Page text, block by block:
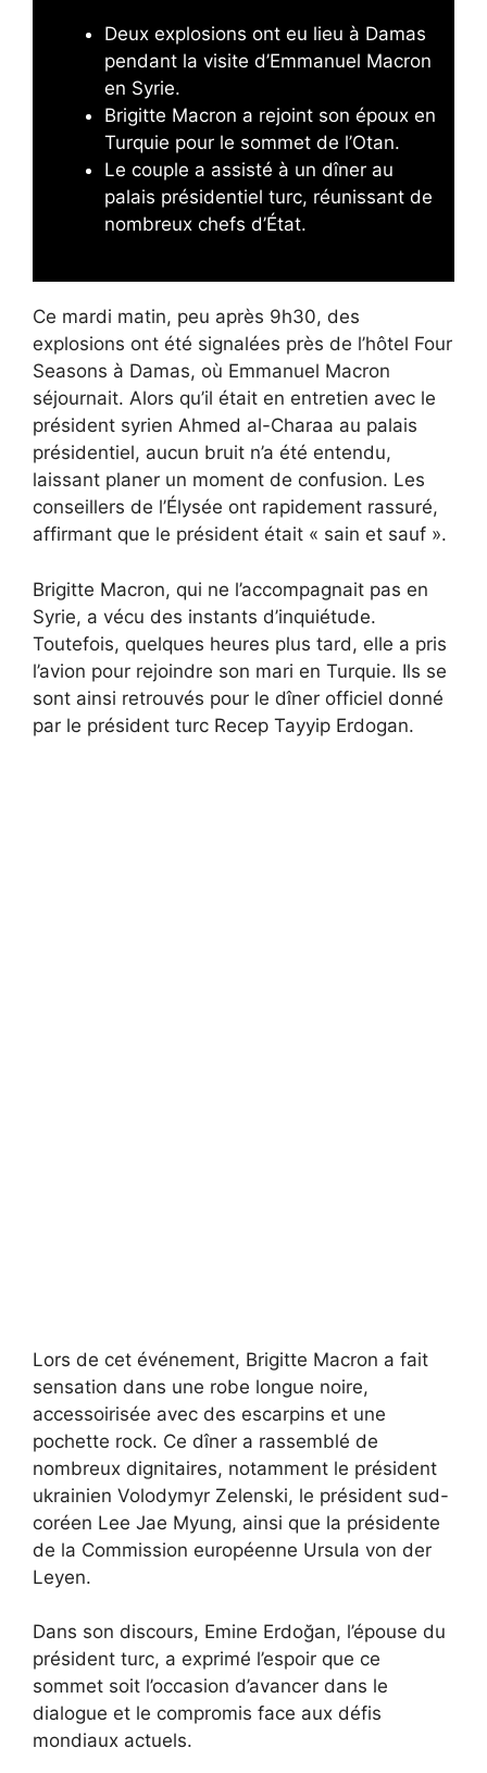
Deux explosions ont eu lieu à Damas
pendant la visite d’Emmanuel Macron
en Syrie.
Brigitte Macron a rejoint son époux en
Turquie pour le sommet de l’Otan.
Le couple a assisté à un dîner au
palais présidentiel turc, réunissant de
nombreux chefs d’État.
Ce mardi matin, peu après 9h30, des
explosions ont été signalées près de l’hôtel Four
Seasons à Damas, où Emmanuel Macron
séjournait. Alors qu’il était en entretien avec le
président syrien Ahmed al-Charaa au palais
présidentiel, aucun bruit n’a été entendu,
laissant planer un moment de confusion. Les
conseillers de l’Élysée ont rapidement rassuré,
affirmant que le président était « sain et sauf ».
Brigitte Macron, qui ne l’accompagnait pas en
Syrie, a vécu des instants d’inquiétude.
Toutefois, quelques heures plus tard, elle a pris
l’avion pour rejoindre son mari en Turquie. Ils se
sont ainsi retrouvés pour le dîner officiel donné
par le président turc Recep Tayyip Erdogan.
Lors de cet événement, Brigitte Macron a fait
sensation dans une robe longue noire,
accessoirisée avec des escarpins et une
pochette rock. Ce dîner a rassemblé de
nombreux dignitaires, notamment le président
ukrainien Volodymyr Zelenski, le président sud-
coréen Lee Jae Myung, ainsi que la présidente
de la Commission européenne Ursula von der
Leyen.
Dans son discours, Emine Erdoğan, l’épouse du
président turc, a exprimé l’espoir que ce
sommet soit l’occasion d’avancer dans le
dialogue et le compromis face aux défis
mondiaux actuels.